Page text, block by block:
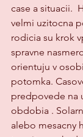
case a situacii.
velmi uzitocna
rodicia su krok
spravne
orientuju v
potomka.
predpovede na
obdobia .
alebo mesacny